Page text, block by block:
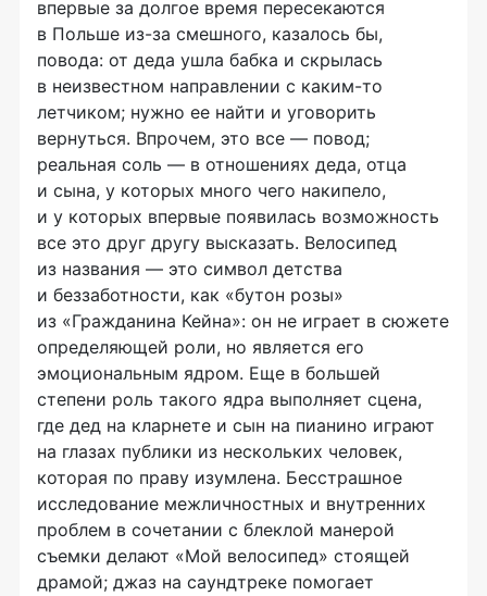
впервые за долгое время пересекаются
в Польше из-за смешного, казалось бы,
повода: от деда ушла бабка и скрылась
в неизвестном направлении с каким-то
летчиком; нужно ее найти и уговорить
вернуться. Впрочем, это все — повод;
реальная соль — в отношениях деда, отца
и сына, у которых много чего накипело,
и у которых впервые появилась возможность
все это друг другу высказать. Велосипед
из названия — это символ детства
и беззаботности, как «бутон розы»
из «Гражданина Кейна»: он не играет в сюжете
определяющей роли, но является его
эмоциональным ядром. Еще в большей
степени роль такого ядра выполняет сцена,
где дед на кларнете и сын на пианино играют
на глазах публики из нескольких человек,
которая по праву изумлена. Бесстрашное
исследование межличностных и внутренних
проблем в сочетании с блеклой манерой
съемки делают «Мой велосипед» стоящей
драмой; джаз на саундтреке помогает